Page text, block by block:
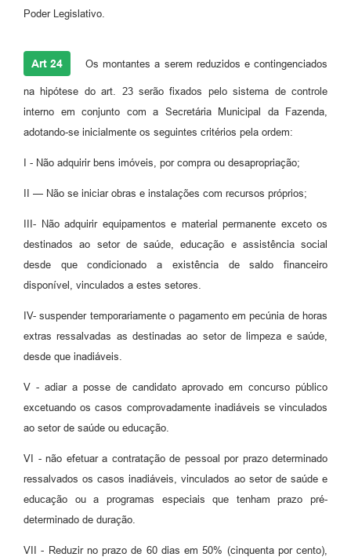
Poder Legislativo.
Art 24 Os montantes a serem reduzidos e contingenciados
na hipótese do art. 23 serão fixados pelo sistema de controle
interno em conjunto com a Secretária Municipal da Fazenda,
adotando-se inicialmente os seguintes critérios pela ordem:
I - Não adquirir bens imóveis, por compra ou desapropriação;
II — Não se iniciar obras e instalações com recursos próprios;
III- Não adquirir equipamentos e material permanente exceto os
destinados ao setor de saúde, educação e assistência social
desde que condicionado a existência de saldo financeiro
disponível, vinculados a estes setores.
IV- suspender temporariamente o pagamento em pecúnia de horas
extras ressalvadas as destinadas ao setor de limpeza e saúde,
desde que inadiáveis.
V - adiar a posse de candidato aprovado em concurso público
excetuando os casos comprovadamente inadiáveis se vinculados
ao setor de saúde ou educação.
VI - não efetuar a contratação de pessoal por prazo determinado
ressalvados os casos inadiáveis, vinculados ao setor de saúde e
educação ou a programas especiais que tenham prazo pré-
determinado de duração.
VII - Reduzir no prazo de 60 dias em 50% (cinquenta por cento),